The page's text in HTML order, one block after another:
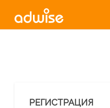
РЕГИСТРАЦИЯ